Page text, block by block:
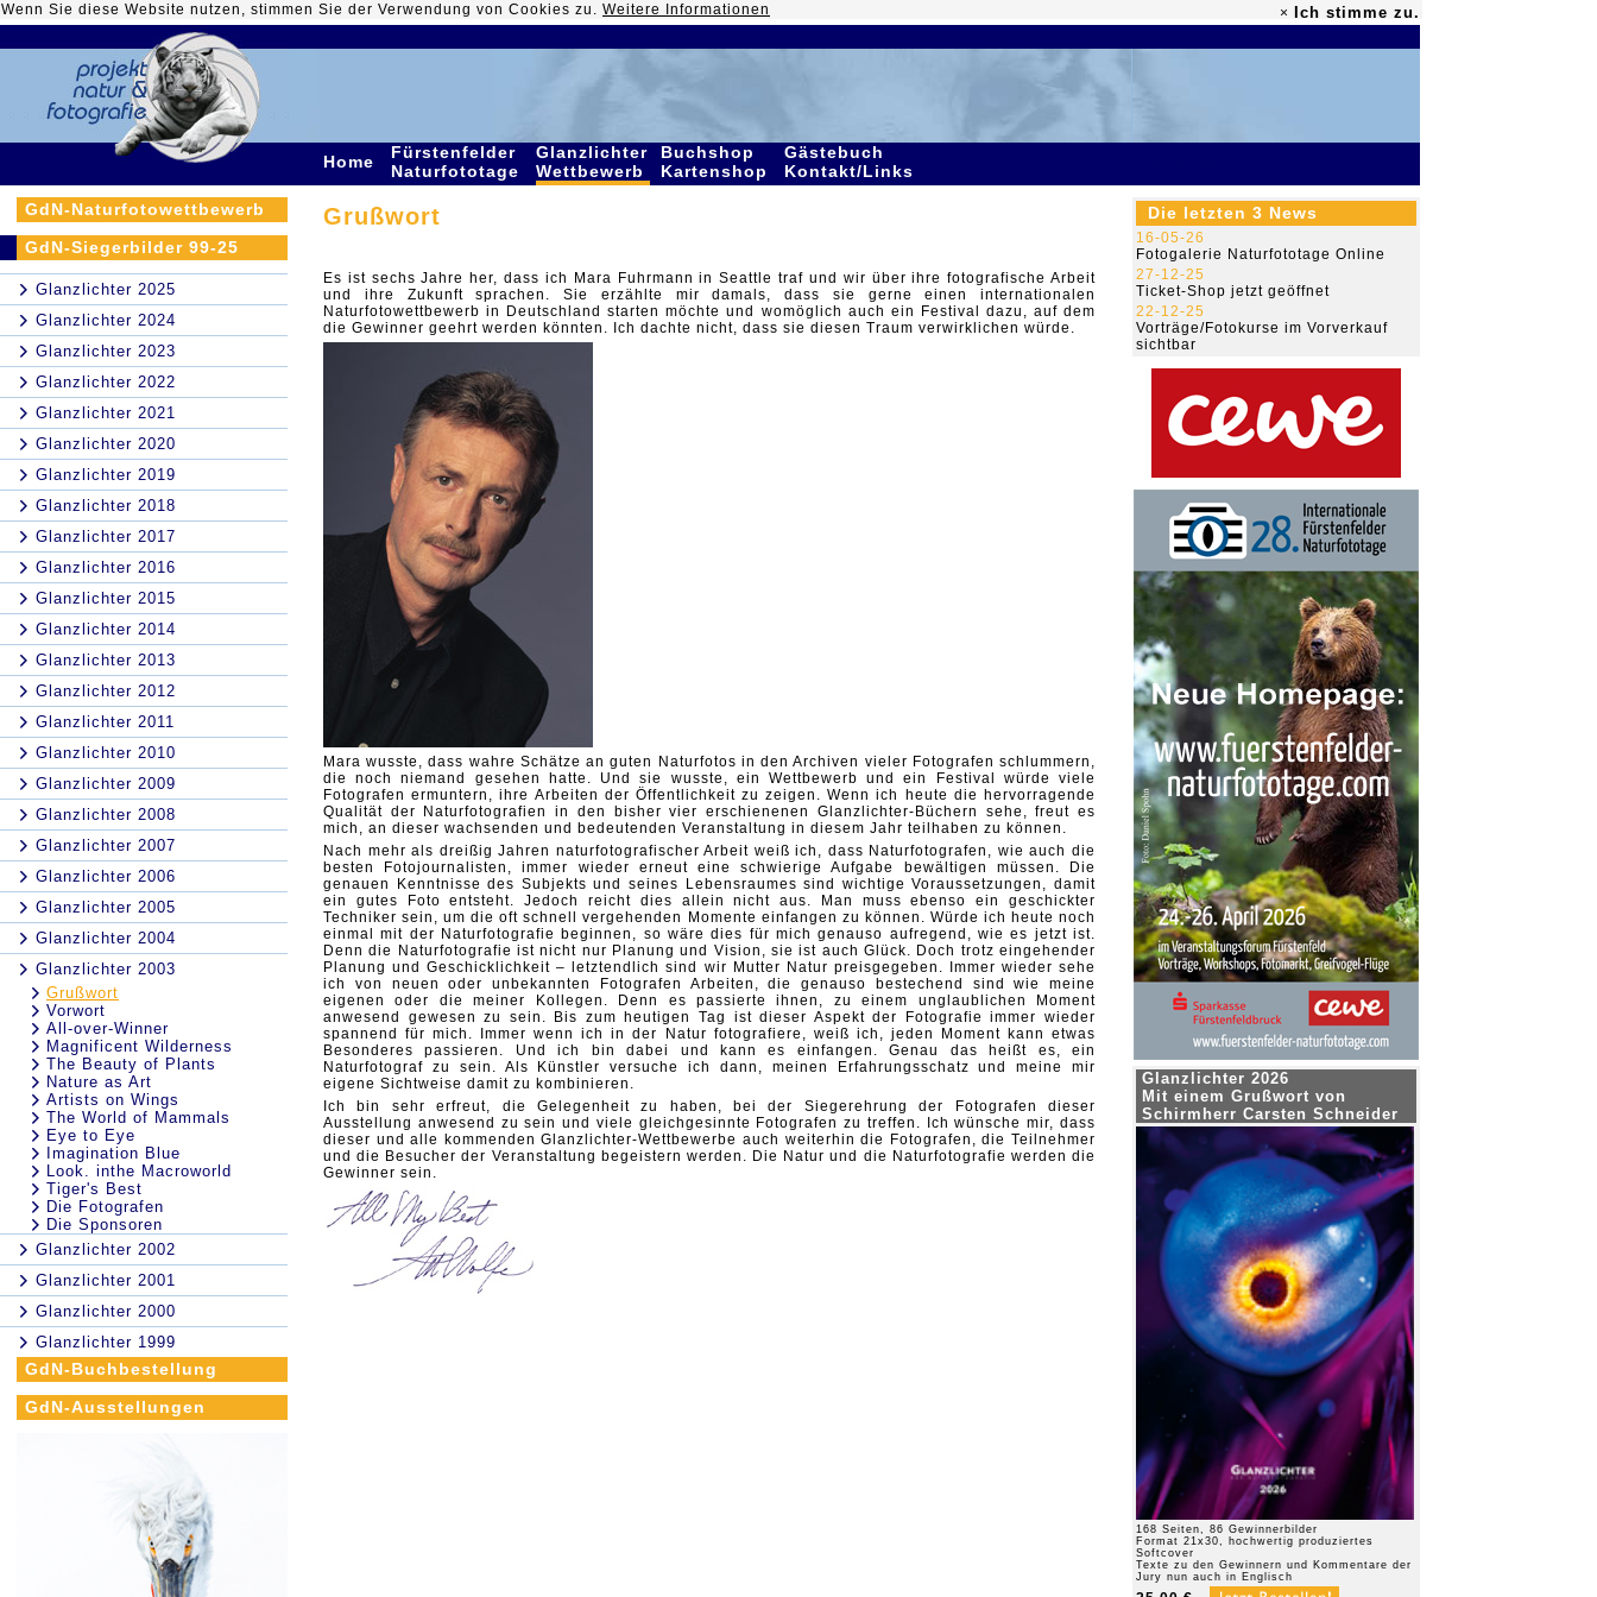
Wenn Sie diese Website nutzen, stimmen Sie der Verwendung von Cookies zu. Weitere Informationen × Ich stimme zu.
Home
Fürstenfelder
Naturfototage
Glanzlichter
Wettbewerb
Buchshop
Kartenshop
Gästebuch
Kontakt/Links
GdN-Naturfotowettbewerb
GdN-Siegerbilder 99-25
Glanzlichter 2025
Glanzlichter 2024
Glanzlichter 2023
Glanzlichter 2022
Glanzlichter 2021
Glanzlichter 2020
Glanzlichter 2019
Glanzlichter 2018
Glanzlichter 2017
Glanzlichter 2016
Glanzlichter 2015
Glanzlichter 2014
Glanzlichter 2013
Glanzlichter 2012
Glanzlichter 2011
Glanzlichter 2010
Glanzlichter 2009
Glanzlichter 2008
Glanzlichter 2007
Glanzlichter 2006
Glanzlichter 2005
Glanzlichter 2004
Glanzlichter 2003
Grußwort
Vorwort
All-over-Winner
Magnificent Wilderness
The Beauty of Plants
Nature as Art
Artists on Wings
The World of Mammals
Eye to Eye
Imagination Blue
Look. inthe Macroworld
Tiger's Best
Die Fotografen
Die Sponsoren
Glanzlichter 2002
Glanzlichter 2001
Glanzlichter 2000
Glanzlichter 1999
GdN-Buchbestellung
GdN-Ausstellungen
Grußwort
Es ist sechs Jahre her, dass ich Mara Fuhrmann in Seattle traf und wir über ihre fotografische Arbeit
und ihre Zukunft sprachen. Sie erzählte mir damals, dass sie gerne einen internationalen
Naturfotowettbewerb in Deutschland starten möchte und womöglich auch ein Festival dazu, auf dem
die Gewinner geehrt werden könnten. Ich dachte nicht, dass sie diesen Traum verwirklichen würde.
Mara wusste, dass wahre Schätze an guten Naturfotos in den Archiven vieler Fotografen schlummern,
die noch niemand gesehen hatte. Und sie wusste, ein Wettbewerb und ein Festival würde viele
Fotografen ermuntern, ihre Arbeiten der Öffentlichkeit zu zeigen. Wenn ich heute die hervorragende
Qualität der Naturfotografien in den bisher vier erschienenen Glanzlichter-Büchern sehe, freut es
mich, an dieser wachsenden und bedeutenden Veranstaltung in diesem Jahr teilhaben zu können.
Nach mehr als dreißig Jahren naturfotografischer Arbeit weiß ich, dass Naturfotografen, wie auch die
besten Fotojournalisten, immer wieder erneut eine schwierige Aufgabe bewältigen müssen. Die
genauen Kenntnisse des Subjekts und seines Lebensraumes sind wichtige Voraussetzungen, damit
ein gutes Foto entsteht. Jedoch reicht dies allein nicht aus. Man muss ebenso ein geschickter
Techniker sein, um die oft schnell vergehenden Momente einfangen zu können. Würde ich heute noch
einmal mit der Naturfotografie beginnen, so wäre dies für mich genauso aufregend, wie es jetzt ist.
Denn die Naturfotografie ist nicht nur Planung und Vision, sie ist auch Glück. Doch trotz eingehender
Planung und Geschicklichkeit – letztendlich sind wir Mutter Natur preisgegeben. Immer wieder sehe
ich von neuen oder unbekannten Fotografen Arbeiten, die genauso bestechend sind wie meine
eigenen oder die meiner Kollegen. Denn es passierte ihnen, zu einem unglaublichen Moment
anwesend gewesen zu sein. Bis zum heutigen Tag ist dieser Aspekt der Fotografie immer wieder
spannend für mich. Immer wenn ich in der Natur fotografiere, weiß ich, jeden Moment kann etwas
Besonderes passieren. Und ich bin dabei und kann es einfangen. Genau das heißt es, ein
Naturfotograf zu sein. Als Künstler versuche ich dann, meinen Erfahrungsschatz und meine mir
eigene Sichtweise damit zu kombinieren.
Ich bin sehr erfreut, die Gelegenheit zu haben, bei der Siegerehrung der Fotografen dieser
Ausstellung anwesend zu sein und viele gleichgesinnte Fotografen zu treffen. Ich wünsche mir, dass
dieser und alle kommenden Glanzlichter-Wettbewerbe auch weiterhin die Fotografen, die Teilnehmer
und die Besucher der Veranstaltung begeistern werden. Die Natur und die Naturfotografie werden die
Gewinner sein.
Die letzten 3 News
16-05-26
Fotogalerie Naturfototage Online
27-12-25
Ticket-Shop jetzt geöffnet
22-12-25
Vorträge/Fotokurse im Vorverkauf
sichtbar
Glanzlichter 2026
Mit einem Grußwort von
Schirmherr Carsten Schneider
168 Seiten, 86 Gewinnerbilder
Format 21x30, hochwertig produziertes
Softcover
Texte zu den Gewinnern und Kommentare der
Jury nun auch in Englisch